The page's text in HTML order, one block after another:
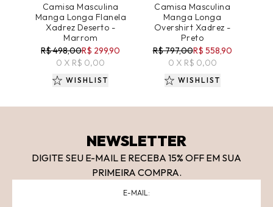
Camisa Masculina
Manga Longa Flanela
Xadrez Deserto -
Marrom
R$ 498,00R$ 299,90
0 X R$ 0,00
WISHLIST
Camisa Masculina
Manga Longa
Overshirt Xadrez -
Preto
R$ 797,00R$ 558,90
0 X R$ 0,00
WISHLIST
NEWSLETTER
DIGITE SEU E-MAIL E RECEBA 15% OFF EM SUA
PRIMEIRA COMPRA.